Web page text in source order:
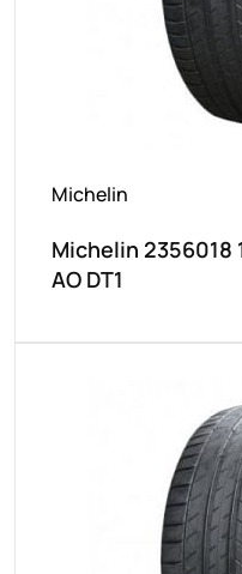
Michelin
Michelin 2356018
AO DT1